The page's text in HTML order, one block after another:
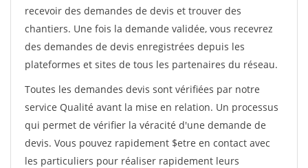
recevoir des demandes de devis et trouver des
chantiers. Une fois la demande validée, vous recevrez
des demandes de devis enregistrées depuis les
plateformes et sites de tous les partenaires du réseau.
Toutes les demandes devis sont vérifiées par notre
service Qualité avant la mise en relation. Un processus
qui permet de vérifier la véracité d'une demande de
devis. Vous pouvez rapidement $etre en contact avec
les particuliers pour réaliser rapidement leurs